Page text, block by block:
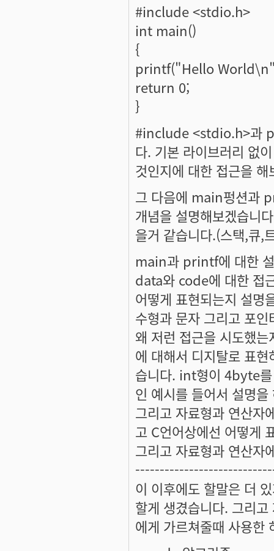
#include <stdio.h>
int main()
{
printf("Hello
return 0;
}
#include <stdio.h>과
다. 기본 라이브러리 없
것인지에 대한 접근을
그 다음에 main펑션과
개념을 설명해보겠습니
을거 같습니다.(스택,큐,
main과 printf에 대한 설
data와 code에 대한 접
어떻게 표현되는지 설명
수형과 문자 그리고 포
왜 저런 접근을 시도했
에 대해서 디지탈로 표
습니다. int형이 4byte를
인 예시를 들어서 설명
그리고 자료형과 연산자
고 C언어상에선 어떻게
그리고 자료형과 연산자
이 이후에도 할말은 더
할게 생겼습니다. 그리
에게 가르쳐줄때 사용한